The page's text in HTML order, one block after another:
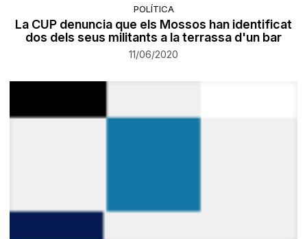
POLÍTICA
La CUP denuncia que els Mossos han identificat
dos dels seus militants a la terrassa d'un bar
11/06/2020